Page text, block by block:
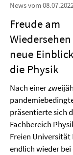
News vom
Freude am
neue
die Physik
Nach einer
präsentierte sich
Fachbereich
Freien Universität
endlich wieder bei